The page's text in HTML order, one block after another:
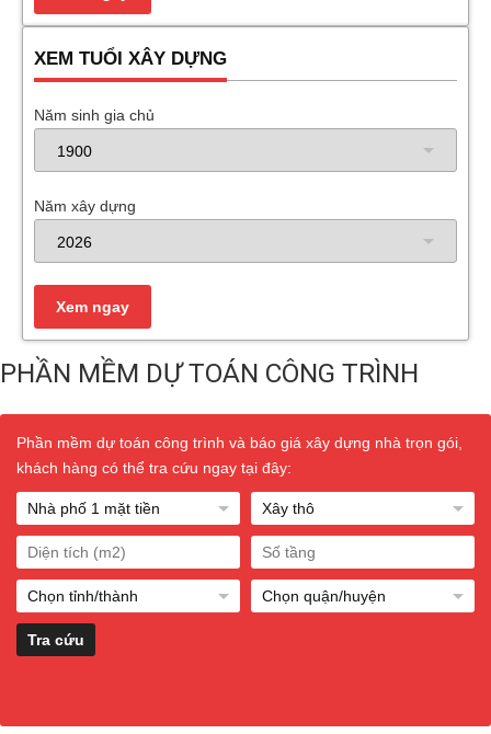
XEM TUỔI XÂY DỰNG
Năm sinh gia chủ
Năm xây dựng
PHẦN MỀM DỰ TOÁN CÔNG TRÌNH
Phần mềm dự toán công trình và báo giá xây dựng nhà trọn gói,
khách hàng có thể tra cứu ngay tại đây: